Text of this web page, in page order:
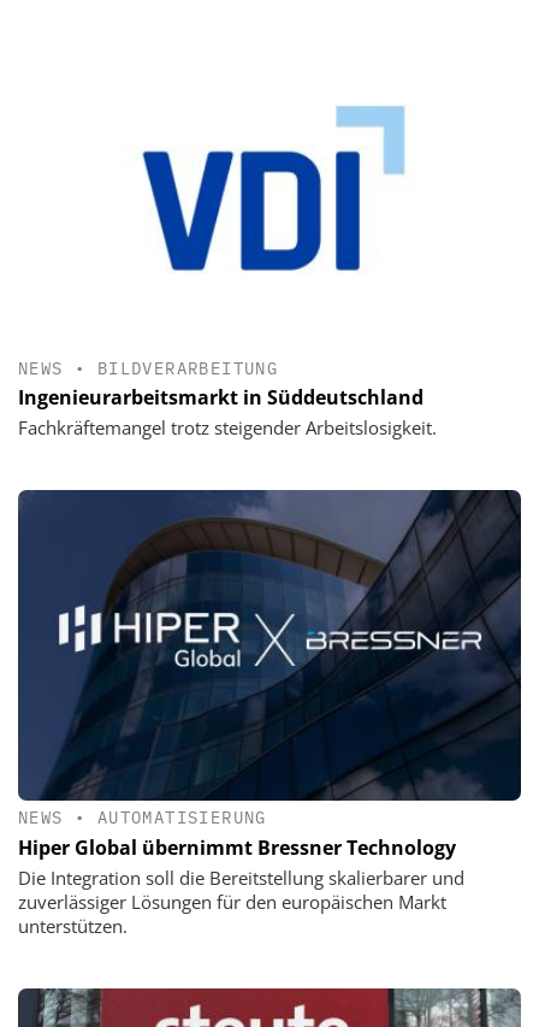
NEWS • BILDVERARBEITUNG
Ingenieurarbeitsmarkt in Süddeutschland
Fachkräftemangel trotz steigender Arbeitslosigkeit.
NEWS • AUTOMATISIERUNG
Hiper Global übernimmt Bressner Technology
Die Integration soll die Bereitstellung skalierbarer und
zuverlässiger Lösungen für den europäischen Markt
unterstützen.